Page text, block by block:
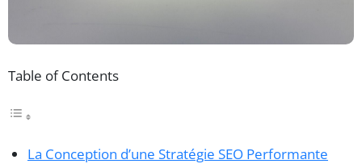
Table of Contents
La Conception d’une Stratégie SEO Performante